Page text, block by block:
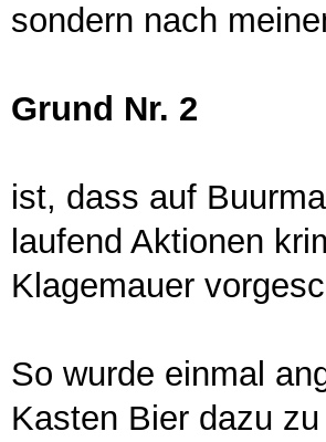
sondern nach
Grund Nr. 2
ist, dass auf
laufend Aktionen
Klagemauer
So wurde einmal
Kasten Bier dazu